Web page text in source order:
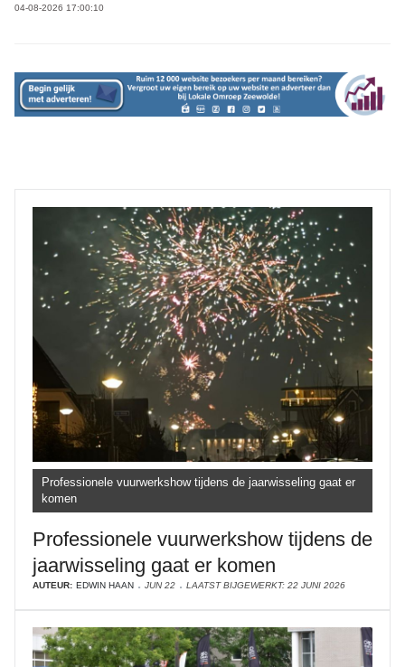
04-08-2026 17:00:10
Professionele vuurwerkshow tijdens de jaarwisseling gaat er
komen
Professionele vuurwerkshow tijdens de
jaarwisseling gaat er komen
AUTEUR: EDWIN HAAN JUN 22 LAATST BIJGEWERKT: 22 JUNI 2026